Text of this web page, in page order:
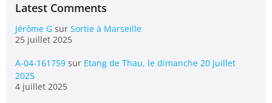
Latest Comments
Jérôme G sur Sortie à Marseille
25 juillet 2025
A-04-161759 sur Etang de Thau, le dimanche 20 Juillet
2025
4 juillet 2025